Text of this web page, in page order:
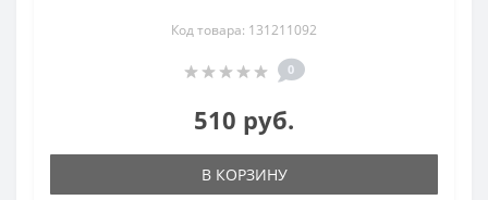
Код товара: 131211092
0
510 руб.
В КОРЗИНУ